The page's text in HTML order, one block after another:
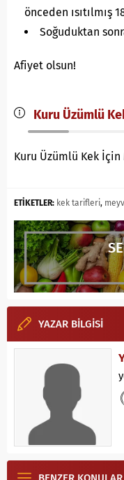
önceden ısıtılmış
Soğuduktan
Afiyet olsun!
Kuru Üzümlü
Kuru Üzümlü Kek
ETİKETLER: kek tarifleri,
YAZAR BİLGİSİ